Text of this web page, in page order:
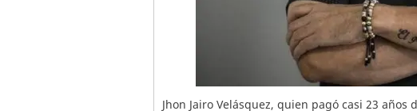
Jhon Jairo Velásquez, quien pagó casi 23